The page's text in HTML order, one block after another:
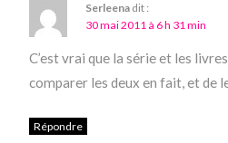
Serleena dit :
30 mai 2011 à 6 h 31 min
C’est vrai que la série et les
comparer les deux en fait, et de
Répondre